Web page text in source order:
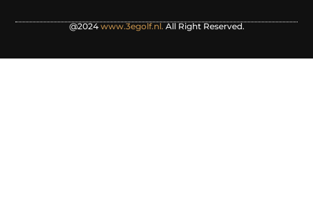
@2024www.3egolf.nl.All Right Reserved.